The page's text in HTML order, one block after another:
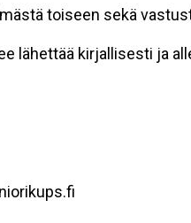
toiseen sekä
lähettää kirjallisesti ja